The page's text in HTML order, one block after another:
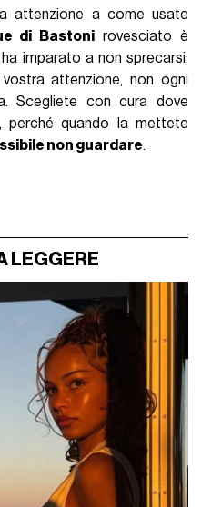
attenzione a come usate
di Bastoni rovesciato è
imparato a non sprecarsi;
attenzione, non ogni
Scegliete con cura dove
perché quando la mettete
non guardare.
LEGGERE